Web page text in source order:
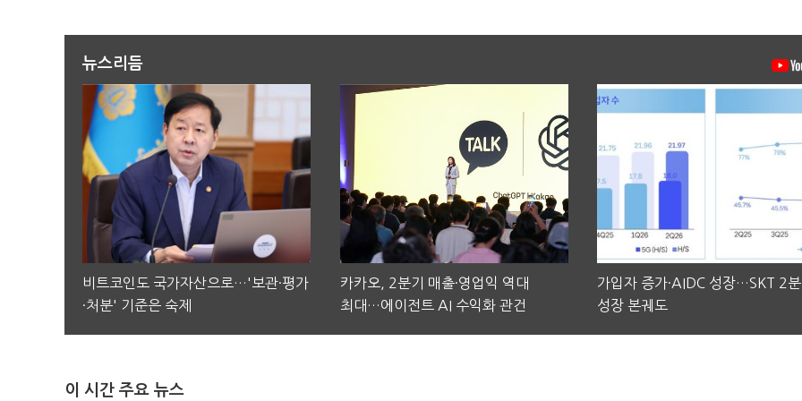
뉴스리듬
비트코인도 국가자산으로…'보관·평가
·처분' 기준은 숙제
카카오, 2분기 매출·영업익 역대
최대…에이전트 AI 수익화 관건
가입자 증가·AIDC 성장…SKT 2
성장 본궤도
이 시간 주요 뉴스